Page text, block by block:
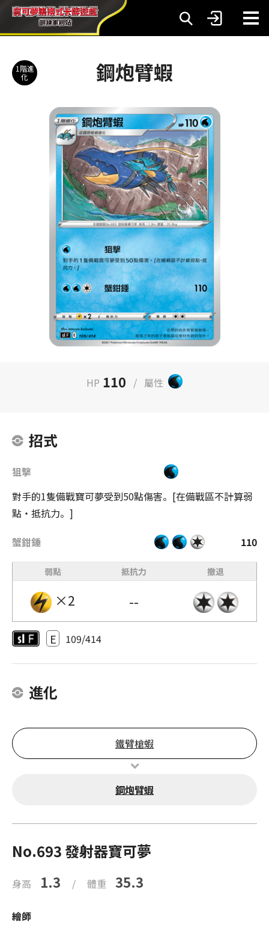
1階進
化
鋼炮臂蝦
HP 110 / 屬性
招式
狙擊
對手的1隻備戰寶可夢受到50點傷害。[在備戰區不計算弱
點・抵抗力。]
蟹鉗錘
110
弱點 抵抗力 撤退
×2 --
E 109/414
進化
鐵臂槍蝦
鋼炮臂蝦
No.693 發射器寶可夢
身高 1.3 / 體重 35.3
繪師